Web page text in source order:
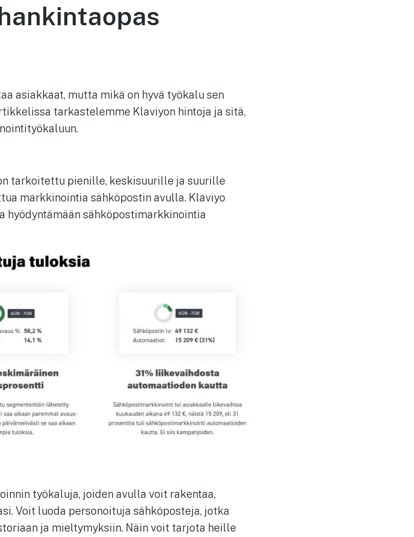
asiakkaat, mutta mikä on hyvä työkalu sen
tarkastelemme Klaviyon hintoja ja sitä,
tarkoitettu pienille, keskisuurille ja suurille
markkinointia sähköpostin avulla. Klaviyo
hyödyntämään sähköpostimarkkinointia
työkaluja, joiden avulla voit rakentaa,
Voit luoda personoituja sähköposteja, jotka
ja mieltymyksiin. Näin voit tarjota heille